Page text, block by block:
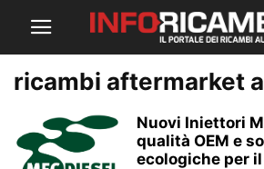
ricambi aftermarket
Nuovi Iniettori
qualità OEM e
ecologiche per